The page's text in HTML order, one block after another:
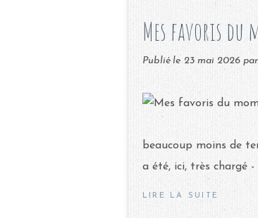
Mes favoris du
Publié le 23 mai 2026
beaucoup moins de
a été, ici, très chargé
LIRE LA SUITE